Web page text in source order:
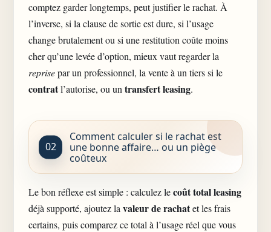
comptez garder longtemps, peut justifier le rachat. À
l’inverse, si la clause de sortie est dure, si l’usage
change brutalement ou si une restitution coûte moins
cher qu’une levée d’option, mieux vaut regarder la
reprisepar un professionnel, la vente à un tiers si le
contratl’autorise, ou un transfert leasing.
Comment calculer si le rachat est
une bonne affaire… ou un piège
coûteux
Le bon réflexe est simple : calculez lecoût total leasing
déjà supporté, ajoutez lavaleur de rachatet les frais
certains, puis comparez ce total à l’usage réel que vous